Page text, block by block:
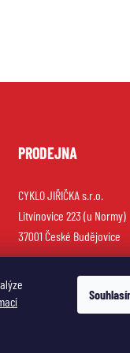
PRODEJNA
CYKLO JIŘIČKA s.r.o.
Litvínovice 223 (u Normy)
37001 České Budějovice